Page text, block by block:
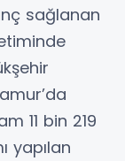
sağlanan
11 bin 219
yapılan